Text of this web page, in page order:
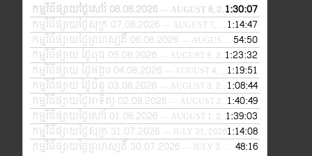
កម្មវិធីផ្សាយថ្ងៃសៅរ៍ 08.08.2026— AUGUST 8, 2026 1:30:07
កម្មវិធីផ្សាយថ្ងៃសុក្រ 07.08.2026
— AUGUST 7, 2026
1:14:47
កម្មវិធីផ្សាយថ្ងៃព្រហស្បតិ៍ 06.08.2026
— AUGUST 6, 2026
54:50
កម្មវិធីផ្សាយ ថ្ងៃពុធ 05.08.2026
— AUGUST 5, 2026 1:23:32
កម្មវិធីផ្សាយ ថ្ងៃអង្គារ 04.08.2026
— AUGUST 4, 2026
1:19:51
កម្មវិធីផ្សាយ ថ្ងៃច័ន្ទ 03.08.2026
— AUGUST 3, 2026 1:08:44
កម្មវិធីផ្សាយថ្ងៃអាទិត្យ 02.08.2026
— AUGUST 2, 2026 1:40:49
កម្មវិធីផ្សាយថ្ងៃសៅរ៍ 01.08.2026
— AUGUST 1, 2026 1:39:03
កម្មវិធីផ្សាយថ្ងៃសុក្រ 31.07.2026
— JULY 31, 20261:14:08
កម្មវិធីផ្សាយថ្ងៃព្រហស្បតិ៍ 30.07.2026
— JULY 30, 2026 48:16